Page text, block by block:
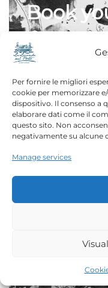
Per fornire le migliori
cookie per memorizzare
dispositivo. Il consenso a
elaborare dati come il
questo sito. Non
negativamente su alcune
Manage services
Book
experience?
restaurant to
dishes
To ensure you get
button below.